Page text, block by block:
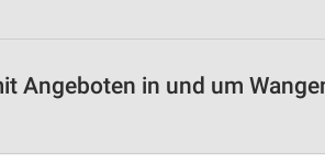
Angeboten in und um